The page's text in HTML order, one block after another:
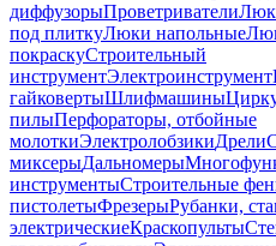
диффузорыПроветриватели
под плиткуЛюки напольные
покраскуСтроительный
инструментЭлектроинструмент
гайковертыШлифмашины
пилыПерфораторы, отбойные
молоткиЭлектролобзикиДрели
миксерыДальномеры
инструментыСтроительные
пистолетыФрезерыРубанки,
электрическиеКраскопульты